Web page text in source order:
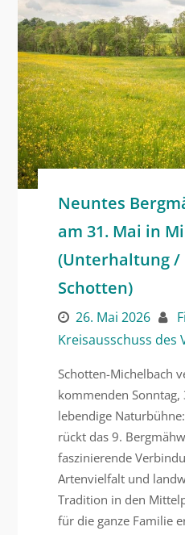
Neuntes
am 31. Mai in
(Unterhaltung /
Schotten)
26. Mai 2026
Kreisausschuss des
Schotten-Michelbach
kommenden Sonntag,
lebendige
rückt das 9.
faszinierende
Artenvielfalt und
Tradition in den
für die ganze Familie